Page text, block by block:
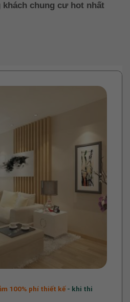
chung cư hot nhất
100% phí thiết kế- khi thi